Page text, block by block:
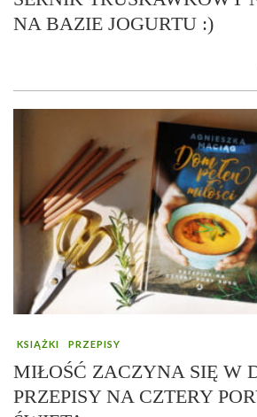
NA BAZIE JOGURTU :)
KSIĄŻKI PRZEPISY
MIŁOŚĆ ZACZYNA SIĘ W
PRZEPISY NA CZTERY